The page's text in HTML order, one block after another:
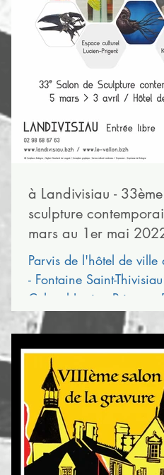
à Landivisiau -
sculpture
mars au 1er mai
Parvis de l'hôtel de ville
- Fontaine Saint-
Culturel Lucien Prigent -
Kréac'h Kélenn...